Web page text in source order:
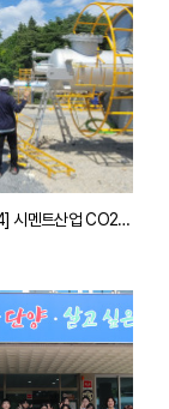
[2025-06-04] 시멘트산업 CO2 활용 저탄소 연료화 기술개발 현장방문